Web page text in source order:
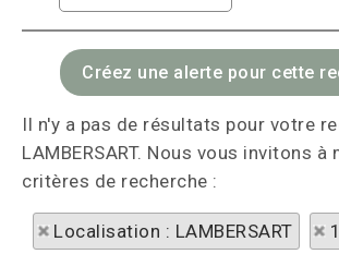
Il n'y a pas de résultats pour votre
LAMBERSART. Nous vous invitons
critères de recherche :
Localisation : LAMBERSART